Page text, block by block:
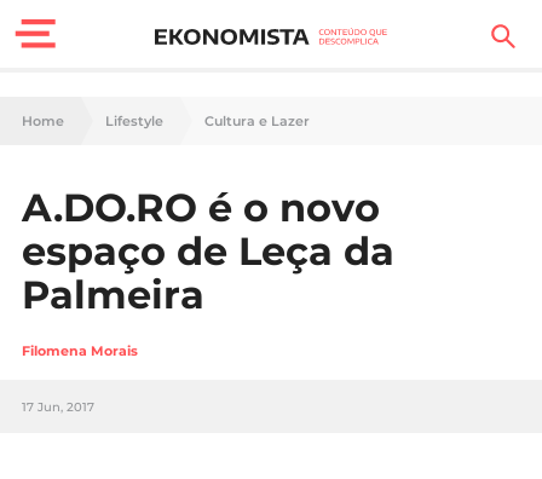
Finanças Pessoais
Carreira
Casa
Lifestyle
Sociedade
Home Lifestyle Cultura e Lazer
A.DO.RO é o novo
espaço de Leça da
Palmeira
Filomena Morais
17 Jun, 2017